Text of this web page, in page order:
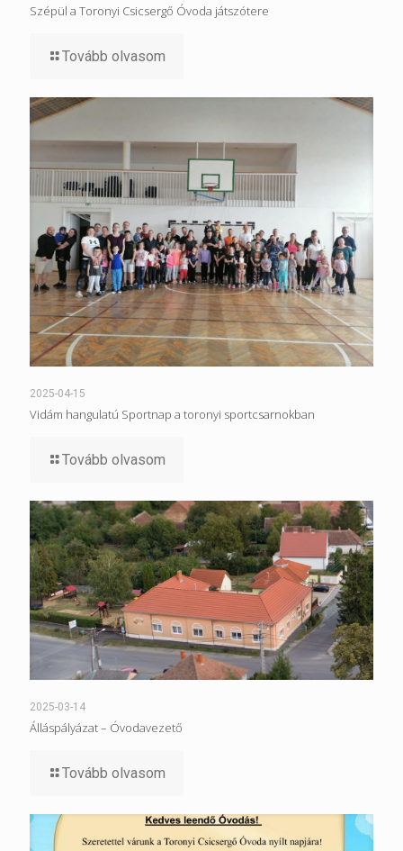
Szépül a Toronyi Csicsergő Óvoda játszótere
Tovább olvasom
2025-04-15
Vidám hangulatú Sportnap a toronyi sportcsarnokban
Tovább olvasom
2025-03-14
Álláspályázat – Óvodavezető
Tovább olvasom